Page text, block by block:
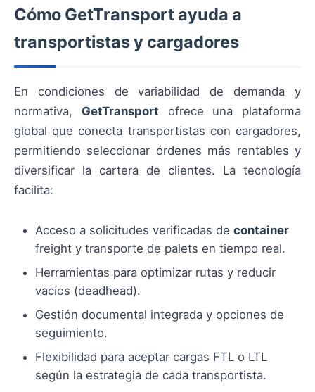
Cómo GetTransport ayuda a
transportistas y cargadores
En condiciones de variabilidad de demanda y
normativa, GetTransport ofrece una plataforma
global que conecta transportistas con cargadores,
permitiendo seleccionar órdenes más rentables y
diversificar la cartera de clientes. La tecnología
facilita:
Acceso a solicitudes verificadas de container
freight y transporte de palets en tiempo real.
Herramientas para optimizar rutas y reducir
vacíos (deadhead).
Gestión documental integrada y opciones de
seguimiento.
Flexibilidad para aceptar cargas FTL o LTL
según la estrategia de cada transportista.